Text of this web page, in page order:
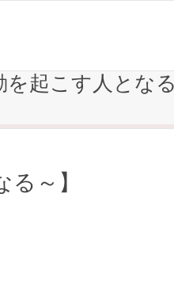
起こす人とな
～】